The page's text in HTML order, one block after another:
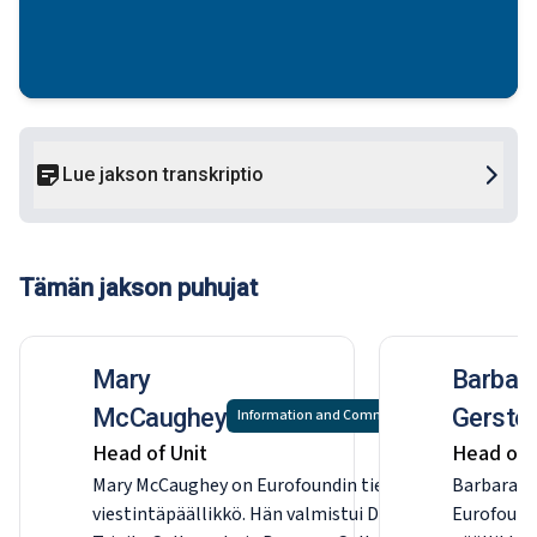
Lue jakson transkriptio
Tämän jakson puhujat
Mary
McCaughey
Head of Unit
Information and Communication
Mary McCaughey on Eurofoundin tiedotus- ja
viestintäpäällikkö. Hän valmistui Dublinin
​Head of
Barbara